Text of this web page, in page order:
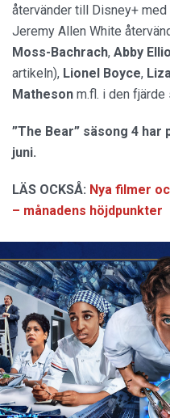
återvänder till Disney+
Jeremy Allen White
Moss-Bachrach, Abby
artikeln), Lionel Boyce,
Matheson m.fl. i den fjärde
”The Bear” säsong 4 har
juni.
LÄS OCKSÅ: Nya filmer
– månadens höjdpunkter